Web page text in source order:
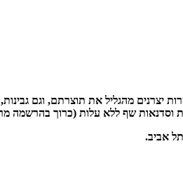
שמני זית שבו ימכרו עשרות יצרנים מהגליל את
וסדנאות שף ללא עלות (כרוך בהרשמה
אביב.